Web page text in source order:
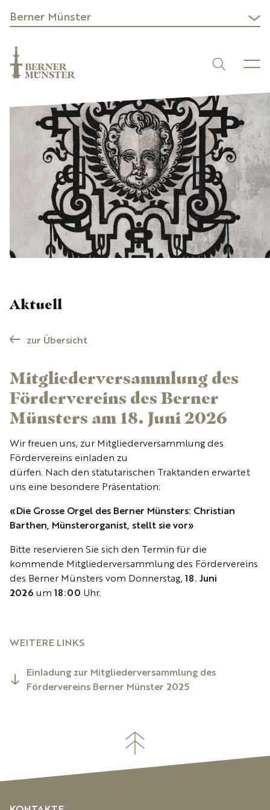
Berner Münster
Aktuell
zur Übersicht
Mitgliederversammlung des
Fördervereins des Berner
Münsters am 18. Juni 2026
Wir freuen uns, zur Mitgliederversammlung des
Fördervereins einladen zu
dürfen. Nach den statutarischen Traktanden erwartet
uns eine besondere Präsentation:
«Die Grosse Orgel des Berner Münsters: Christian
Barthen, Münsterorganist, stellt sie vor»
Bitte reservieren Sie sich den Termin für die
kommende Mitgliederversammlung des Fördervereins
des Berner Münsters vom Donnerstag, 18. Juni
2026 um 18:00 Uhr.
WEITERE LINKS
Einladung zur Mitgliederversammlung des
Fördervereins Berner Münster 2025